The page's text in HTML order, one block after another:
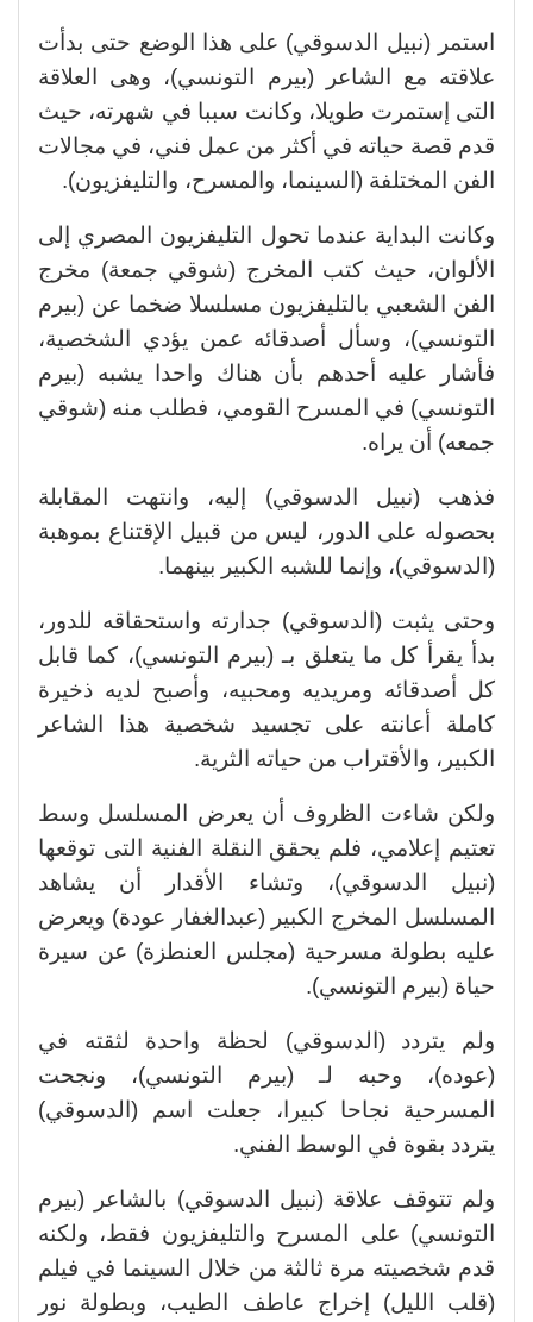
استمر (نبيل الدسوقي) على هذا الوضع حتى بدأت
علاقته مع الشاعر (بيرم التونسي)، وهى العلاقة
التى إستمرت طويلا، وكانت سببا في شهرته، حيث
قدم قصة حياته في أكثر من عمل فني، في مجالات
الفن المختلفة (السينما، والمسرح، والتليفزيون).
وكانت البداية عندما تحول التليفزيون المصري إلى
الألوان، حيث كتب المخرج (شوقي جمعة) مخرج
الفن الشعبي بالتليفزيون مسلسلا ضخما عن (بيرم
التونسي)، وسأل أصدقائه عمن يؤدي الشخصية،
فأشار عليه أحدهم بأن هناك واحدا يشبه (بيرم
التونسي) في المسرح القومي، فطلب منه (شوقي
جمعه) أن يراه.
فذهب (نبيل الدسوقي) إليه، وانتهت المقابلة
بحصوله على الدور، ليس من قبيل الإقتناع بموهبة
(الدسوقي)، وإنما للشبه الكبير بينهما.
وحتى يثبت (الدسوقي) جدارته واستحقاقه للدور،
بدأ يقرأ كل ما يتعلق بـ (بيرم التونسي)، كما قابل
كل أصدقائه ومريديه ومحبيه، وأصبح لديه ذخيرة
كاملة أعانته على تجسيد شخصية هذا الشاعر
الكبير، والأقتراب من حياته الثرية.
ولكن شاءت الظروف أن يعرض المسلسل وسط
تعتيم إعلامي، فلم يحقق النقلة الفنية التى توقعها
(نبيل الدسوقي)، وتشاء الأقدار أن يشاهد
المسلسل المخرج الكبير (عبدالغفار عودة) ويعرض
عليه بطولة مسرحية (مجلس العنطزة) عن سيرة
حياة (بيرم التونسي).
ولم يتردد (الدسوقي) لحظة واحدة لثقته في
(عوده)، وحبه لـ (بيرم التونسي)، ونجحت
المسرحية نجاحا كبيرا، جعلت اسم (الدسوقي)
يتردد بقوة في الوسط الفني.
ولم تتوقف علاقة (نبيل الدسوقي) بالشاعر (بيرم
التونسي) على المسرح والتليفزيون فقط، ولكنه
قدم شخصيته مرة ثالثة من خلال السينما في فيلم
(قلب الليل) إخراج عاطف الطيب، وبطولة نور